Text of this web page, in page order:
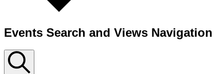
Events Search and Views Navigation